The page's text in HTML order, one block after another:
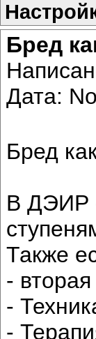
Бред
Дата:
Бред
В ДЭИР
Также
-
-
-